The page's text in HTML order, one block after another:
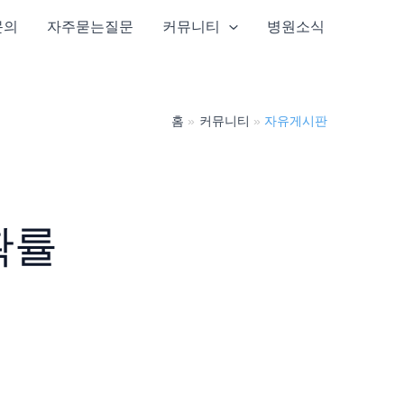
자주묻는질문 커뮤니티 병원소식
홈 커뮤니티 자유게시판
률